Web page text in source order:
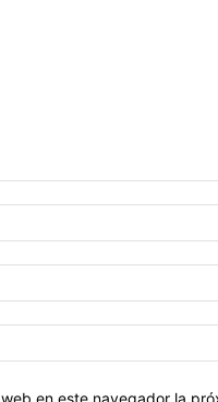
en este navegador la